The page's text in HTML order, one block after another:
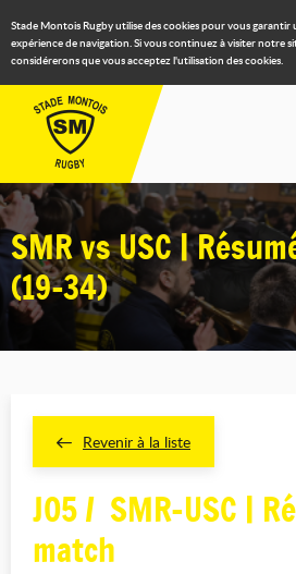
Stade Montois Rugby utilise des cookies pour vous garantir
expérience de navigation. Si vous continuez à visiter notre
considérerons que vous acceptez l'utilisation des cookies.
SMR vs USC |
(19-34)
Revenir à la liste
JO5 / SMR-USC |
match